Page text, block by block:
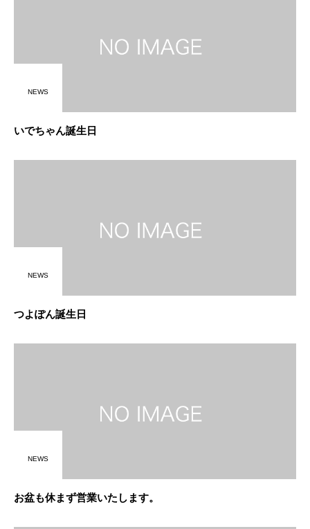
NEWS
いでちゃん誕生日
NEWS
つよぽん誕生日
NEWS
お盆も休まず営業いたします。